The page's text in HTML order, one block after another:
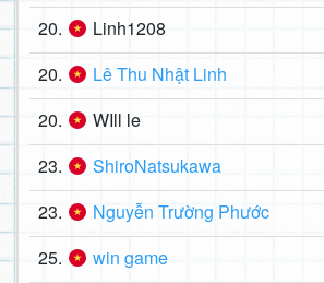
20. Linh1208
20. Lê Thu Nhật Linh
20. WIll le
23. ShiroNatsukawa
23. Nguyễn Trường Phước
25. win game